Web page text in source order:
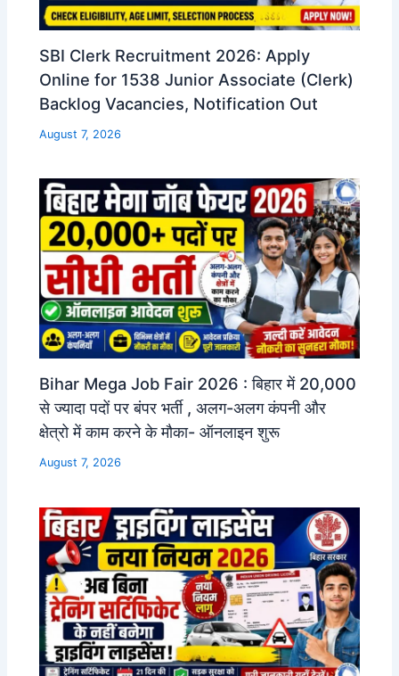
SBI Clerk Recruitment 2026: Apply
Online for 1538 Junior Associate (Clerk)
Backlog Vacancies, Notification Out
August 7, 2026
Bihar Mega Job Fair 2026 : बिहार में 20,000
से ज्यादा पदों पर बंपर भर्ती , अलग-अलग कंपनी और
क्षेत्रो में काम करने के मौका- ऑनलाइन शुरू
August 7, 2026